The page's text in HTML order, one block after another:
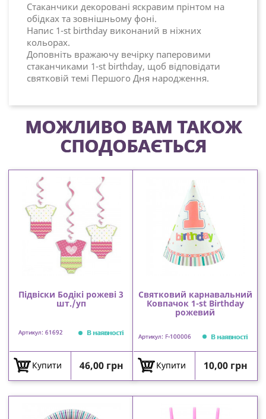
Стаканчики декоровані яскравим прінтом на
обідках та зовнішньому фоні.
Напис 1-st birthday виконаний в ніжних
кольорах.
Доповніть вражаючу вечірку паперовими
стаканчиками 1-st birthday, щоб відповідати
святковій темі Першого Дня народження.
МОЖЛИВО ВАМ ТАКОЖ
СПОДОБАЄТЬСЯ
Підвіски Бодікі рожеві 3
шт./уп
Артикул: 61692 В наявності
Купити Ціна
46,00 грн
Святковий карнавальний
Ковпачок 1-st Birthday
рожевий
Артикул: F-100006 В наявності
Купити Ціна
10,00 грн